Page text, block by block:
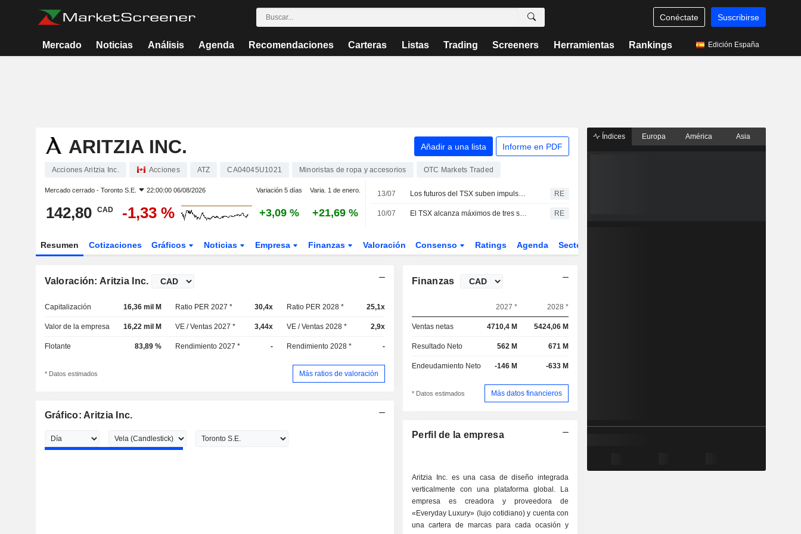
Conéctate Suscribirse
Mercado Noticias Análisis Agenda Recomendaciones Carteras Listas Trading Screeners Herramientas Rankings Edición España
ARITZIA INC. Añadir a una lista Informe en PDF
Acciones Aritzia Inc. Acciones ATZ CA04045U1021 Minoristas de ropa y accesorios OTC Markets Traded
Mercado cerrado - Toronto S.E. 22:00:00 06/08/2026 Variación 5 días Varia. 1 de enero.
142,80 CAD -1,33 % +3,09 % +21,69 %
13/07 Los futuros del TSX suben impulsados por el crudo ante el repunte de la tensión en Oriente Próximo RE
10/07 El TSX alcanza máximos de tres semanas impulsado por el sector del consumo RE
Resumen Cotizaciones Gráficos Noticias Empresa Finanzas Valoración Consenso Ratings Agenda Sector
Valoración: Aritzia Inc.
Capitalización 16,36 mil M Ratio PER 2027 * 30,4x Ratio PER 2028 * 25,1x
Valor de la empresa 16,22 mil M VE / Ventas 2027 * 3,44x VE / Ventas 2028 * 2,9x
Flotante 83,89 % Rendimiento 2027 * - Rendimiento 2028 * -
* Datos estimados Más ratios de valoración
Gráfico: Aritzia Inc.
Finanzas
2027 * 2028 *
Ventas netas 4710,4 M 5424,06 M
Resultado Neto 562 M 671 M
Endeudamiento Neto -146 M -633 M
* Datos estimados Más datos financieros
Perfil de la empresa
Aritzia Inc. es una casa de diseño integrada
verticalmente con una plataforma global. La
empresa es creadora y proveedora de
«Everyday Luxury» (lujo cotidiano) y cuenta con
una cartera de marcas para cada ocasión y
Índices Europa América Asia